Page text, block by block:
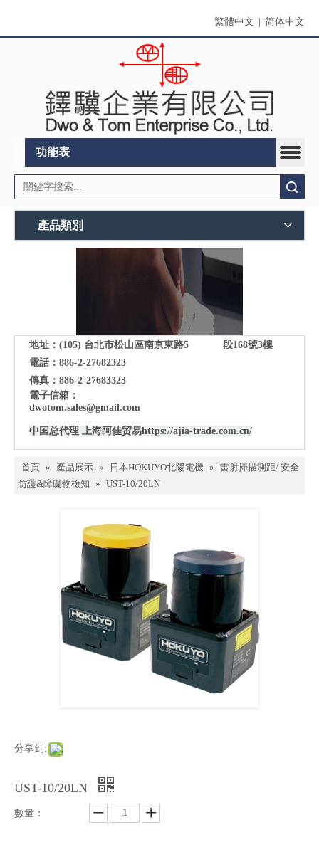
繁體中文 简体中文
功能表
產品類別
地址：(105) 台北市松山區南京東路5 段168號3樓
電話：886-2-27682323
傳真：886-2-27683323
電子信箱：
dwotom.sales@gmail.com
中国总代理 上海阿佳贸易https://ajia-trade.com.cn/
首頁 » 產品展示 » 日本HOKUYO北陽電機 » 雷射掃描測距/ 安全
防護&障礙物檢知 » UST-10/20LN
分享到:
UST-10/20LN
數量：